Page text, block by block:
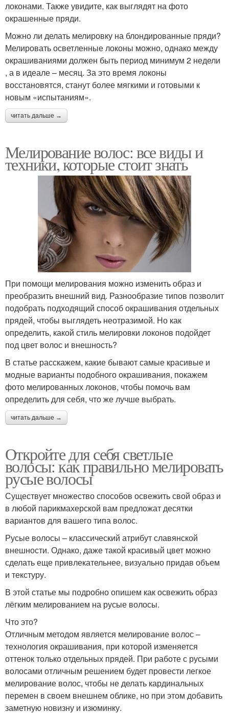
локонами. Также увидите, как выглядят на фото
окрашенные пряди.
Можно ли делать мелировку на блондированные пряди?
Мелировать осветленные локоны можно, однако между
окрашиваниями должен быть период минимум 2 недели
, а в идеале – месяц. За это время локоны
восстановятся, станут более мягкими и готовыми к
новым «испытаниям».
читать дальше →
Мелирование волос: все виды и
техники, которые стоит знать
При помощи мелирования можно изменить образ и
преобразить внешний вид. Разнообразие типов позволит
подобрать подходящий способ окрашивания отдельных
прядей, чтобы выглядеть неотразимой. Но как
определить, какой стиль мелировки локонов подойдет
под цвет волос и внешность?
В статье расскажем, какие бывают самые красивые и
модные варианты подобного окрашивания, покажем
фото мелированных локонов, чтобы помочь вам
определить для себя, что же лучше выбрать.
читать дальше →
Откройте для себя светлые
волосы: как правильно мелировать
русые волосы
Существует множество способов освежить свой образ и
в любой парикмахерской вам предложат десятки
вариантов для вашего типа волос.
Русые волосы – классический атрибут славянской
внешности. Однако, даже такой красивый цвет можно
сделать еще привлекательнее, визуально придав объем
и текстуру.
В этой статье мы подробно опишем как освежить образ
лёгким мелированием на русые волосы.
Что это?
Отличным методом является мелирование волос –
технология окрашивания, при которой изменяется
оттенок только отдельных прядей. При работе с русыми
волосами отличным решением будет провести легкое
мелирование волос, чтобы не делать кардинальных
перемен в своем внешнем облике, но при этом добавить
заметную новизну и изюминку.